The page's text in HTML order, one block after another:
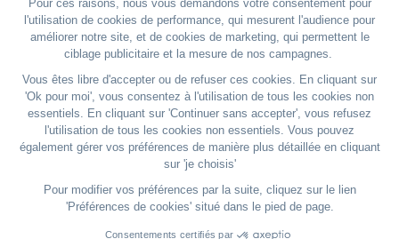
06200 Nice
VISITER LE SITE WEB